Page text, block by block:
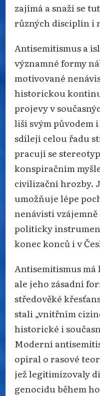
zajímá a snaží se
různých disciplín i
Antisemitismus a
významné formy
motivované
historickou
projevy v
liší svým původem
sdílejí celou řadu
pracují se
konspiračním
civilizační hrozby.
umožňuje lépe
nenávisti
politicky
konec konců i v
Antisemitismus
ale jeho zásadní
středověké
stali „vnitřním
historické i
Moderní
opíral o rasové
jež legitimizovaly
genocidu během